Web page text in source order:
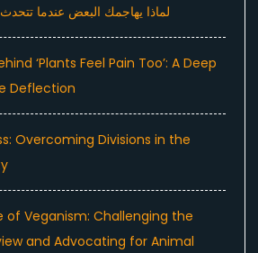
لماذا يهاجمك البعض عندما
‘Plants Feel Pain Too’: A Deep
Deflection
Overcoming Divisions in the
of Veganism: Challenging the
and Advocating for Animal